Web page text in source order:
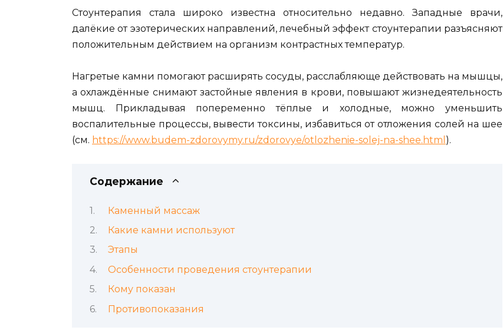
Стоунтерапия стала широко известна относительно недавно. Западные врачи,
далёкие от эзотерических направлений, лечебный эффект стоунтерапии разъясняют
положительным действием на организм контрастных температур.
Нагретые камни помогают расширять сосуды, расслабляюще действовать на мышцы,
а охлаждённые снимают застойные явления в крови, повышают жизнедеятельность
мышц. Прикладывая попеременно тёплые и холодные, можно уменьшить
воспалительные процессы, вывести токсины, избавиться от отложения солей на шее
(см. https://www.budem-zdorovymy.ru/zdorovye/otlozhenie-solej-na-shee.html ).
Содержание
Каменный массаж
Какие камни используют
Этапы
Особенности проведения стоунтерапии
Кому показан
Противопоказания